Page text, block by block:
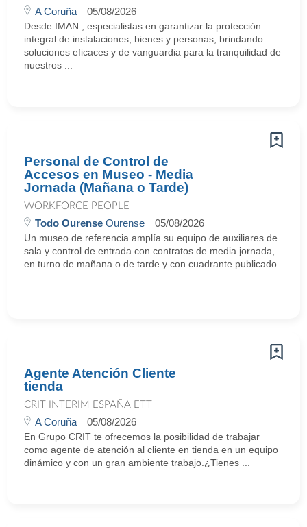
A Coruña 05/08/2026
Desde IMAN , especialistas en garantizar la protección
integral de instalaciones, bienes y personas, brindando
soluciones eficaces y de vanguardia para la tranquilidad de
nuestros ...
Personal de Control de
Accesos en Museo - Media
Jornada (Mañana o Tarde)
WORKFORCE PEOPLE
Todo Ourense Ourense 05/08/2026
Un museo de referencia amplía su equipo de auxiliares de
sala y control de entrada con contratos de media jornada,
en turno de mañana o de tarde y con cuadrante publicado
Agente Atención Cliente
tienda
CRIT INTERIM ESPAÑA ETT
A Coruña 05/08/2026
En Grupo CRIT te ofrecemos la posibilidad de trabajar
como agente de atención al cliente en tienda en un equipo
dinámico y con un gran ambiente trabajo.¿Tienes ...